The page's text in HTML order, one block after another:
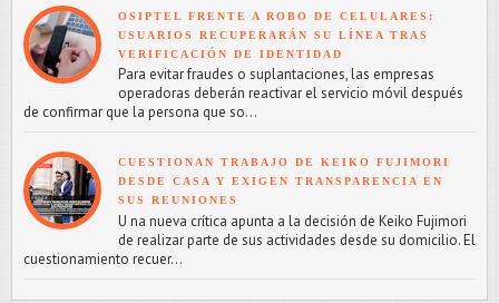
OSIPTEL FRENTE A ROBO DE CELULARES:
USUARIOS RECUPERARÁN SU LÍNEA TRAS
VERIFICACIÓN DE IDENTIDAD
Para evitar fraudes o suplantaciones, las empresas
operadoras deberán reactivar el servicio móvil después
de confirmar que la persona que so...
CUESTIONAN TRABAJO DE KEIKO FUJIMORI
DESDE CASA Y EXIGEN TRANSPARENCIA EN
SUS REUNIONES
U na nueva crítica apunta a la decisión de Keiko Fujimori
de realizar parte de sus actividades desde su domicilio. El
cuestionamiento recuer...